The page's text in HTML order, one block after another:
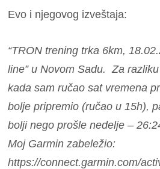
Evo i njegovog izveštaja:
“TRON trening trka 6km,
line” u Novom Sadu. Za
kada sam ručao sat vremena
bolje pripremio (ručao u 15h),
bolji nego prošle nedelje –
Moj Garmin zabeležio:
https://connect.garmin.com/